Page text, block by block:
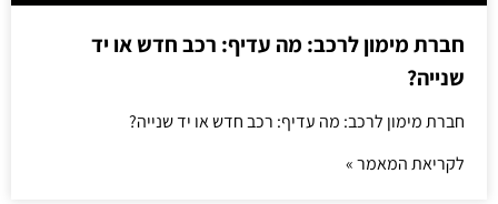
חברת מימון לרכב: מה עדיף: רכב חדש או יד
שנייה?
חברת מימון לרכב: מה עדיף: רכב חדש או יד שנייה?
לקריאת המאמר »